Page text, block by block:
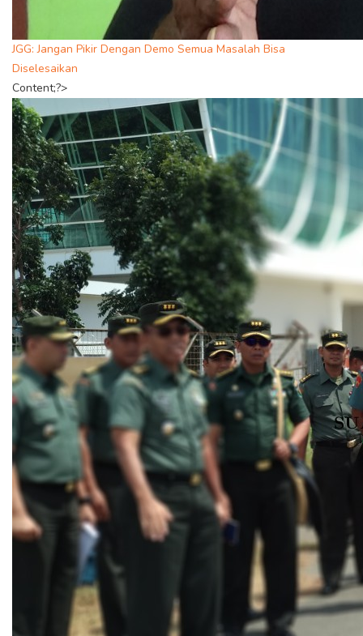
JGG: Jangan Pikir Dengan Demo Semua Masalah Bisa
Diselesaikan
Content;?>